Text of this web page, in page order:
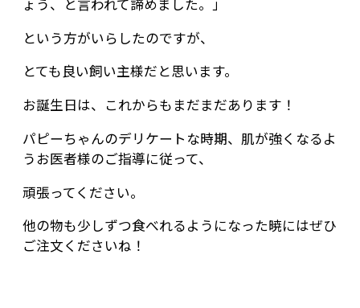
ょう、と言われて諦めました。」
という方がいらしたのですが、
とても良い飼い主様だと思います。
お誕生日は、これからもまだまだあります！
パピーちゃんのデリケートな時期、肌が強くなるよ
うお医者様のご指導に従って、
頑張ってください。
他の物も少しずつ食べれるようになった暁にはぜひ
ご注文くださいね！